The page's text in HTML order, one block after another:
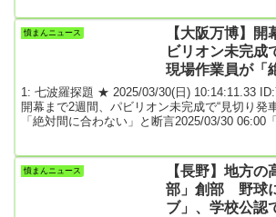
は川口被告が主導したと言える。共犯の八木原
する様子が目立つ」などとして無期懲役を求刑
憤まんニュース
【大阪万博】
ビリオン未完成
現場作業員が「
い」と断言
1: 七波羅探題 ★ 2025/03/30(日) 10:14:11.33
開幕まで2週間、パビリオン未完成で“見切り発
「絶対間に合わない」と断言2025/03/30 06:00
来場者の目に触れる部分だけ間に合わせて、開
めて仕上げるつもりでしょう。運営もさすがに
憤まんニュース
【長野】地方
部」創部 野球
ブ」、学校公認